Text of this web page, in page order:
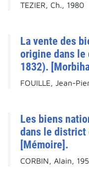
TEZIER, Ch., 1980
La vente des
origine dans
1832).
FOUILLE, Jean-
Les biens
dans le district
[Mémoire].
CORBIN, Alain,